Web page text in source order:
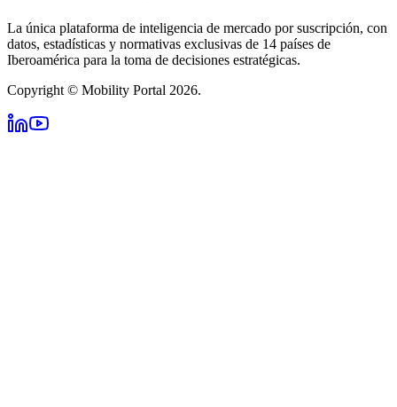
La única plataforma de inteligencia de mercado por suscripción, con
datos, estadísticas y normativas exclusivas de 14 países de
Iberoamérica para la toma de decisiones estratégicas.
Copyright © Mobility Portal 2026.